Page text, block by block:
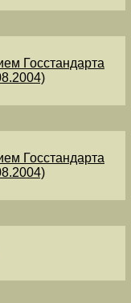
Госстандарта
Госстандарта